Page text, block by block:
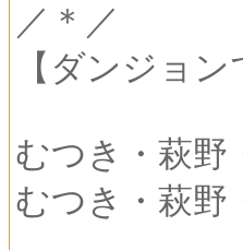
／＊／
【ダンジョ
むつき・萩野
むつき・萩野